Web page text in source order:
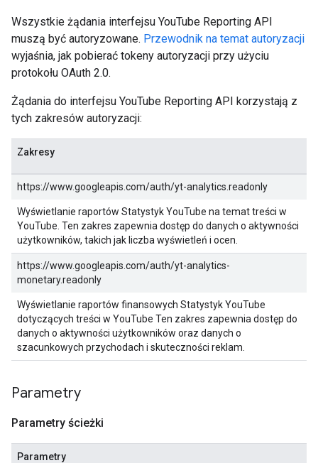
Wszystkie żądania interfejsu YouTube Reporting API
muszą być autoryzowane. Przewodnik na temat autoryzacji
wyjaśnia, jak pobierać tokeny autoryzacji przy użyciu
protokołu OAuth 2.0.
Żądania do interfejsu YouTube Reporting API korzystają z
tych zakresów autoryzacji:
Zakresy
https://www.googleapis.com/auth/yt-analytics.readonly
Wyświetlanie raportów Statystyk YouTube na temat treści w
YouTube. Ten zakres zapewnia dostęp do danych o aktywności
użytkowników, takich jak liczba wyświetleń i ocen.
https://www.googleapis.com/auth/yt-analytics-
monetary.readonly
Wyświetlanie raportów finansowych Statystyk YouTube
dotyczących treści w YouTube Ten zakres zapewnia dostęp do
danych o aktywności użytkowników oraz danych o
szacunkowych przychodach i skuteczności reklam.
Parametry
Parametry ścieżki
Parametry